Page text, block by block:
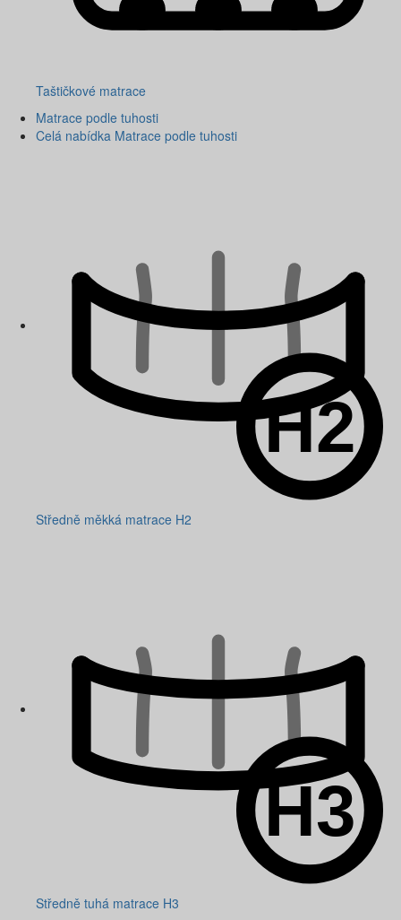
Taštičkové matrace
Matrace podle tuhosti
Celá nabídka Matrace podle tuhosti
Středně měkká matrace H2
Středně tuhá matrace H3